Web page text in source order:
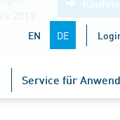
EN DE
Service für